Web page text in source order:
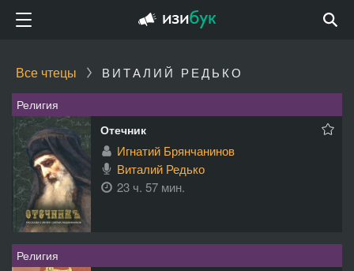
Все чтецы ВИТАЛИЙ РЕДЬКО
Религия
Отечник
Игнатий Брянчанинов
Виталий Редько
23 ч. 57 мин.
Религия